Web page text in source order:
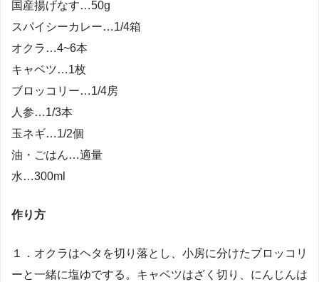
国産揚げなす…50g
スパイシーカレー…1/4箱
オクラ…4~6本
キャベツ…1枚
ブロッコリー…1/4房
人参…1/3本
玉ネギ…1/2個
油・ごはん…適量
水…300ml
作り方
１．オクラはヘタを切り落とし、小房に分けたブロッコリ
ーと一緒に塩ゆでする。キャベツはざく切り、にんじんは